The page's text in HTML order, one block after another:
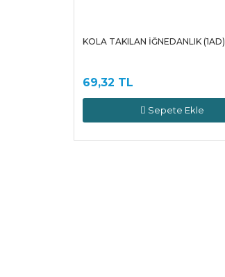
KOLA TAKILAN İĞNEDANLIK (1AD)
69,32 TL
Sepete Ekle